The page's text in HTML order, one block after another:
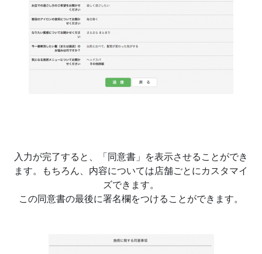
入力が完了すると、「同意書」を表示させることができ
ます。もちろん、内容については店舗ごとにカスタマイ
ズできます。
この同意書の最後に署名欄をつけることができます。